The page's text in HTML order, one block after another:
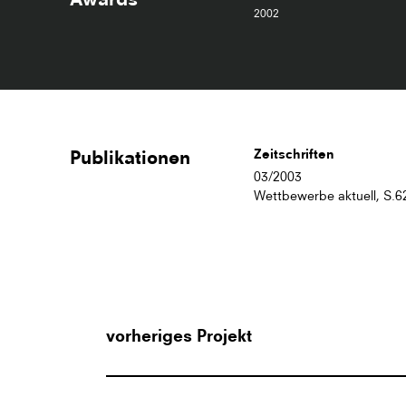
2002
Publikationen Zeitschriften
03/2003
Wettbewerbe aktuell,
vorheriges Projekt